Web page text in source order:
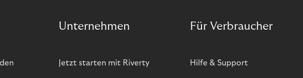
Unternehmen
Jetzt starten mit Riverty
Für Verbraucher
Hilfe & Support